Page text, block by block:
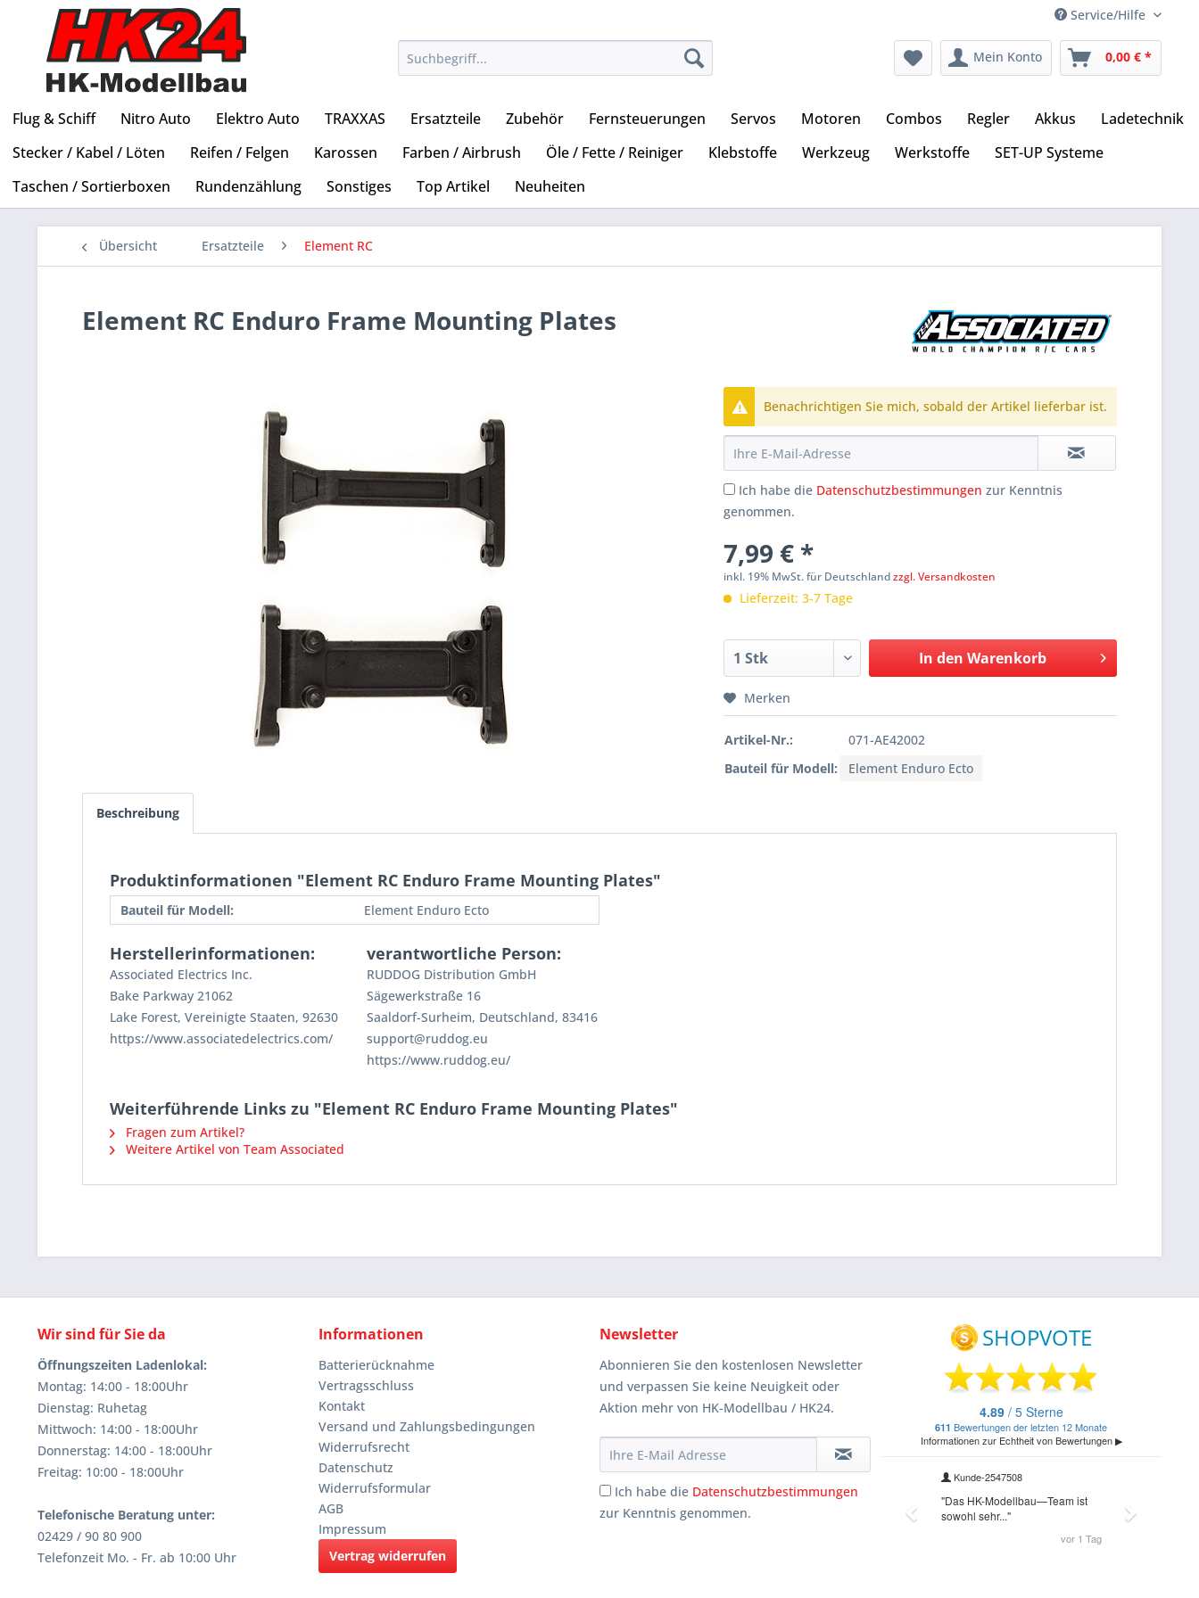
Service/Hilfe
Mein Konto 0,00 € *
Flug & Schiff Nitro Auto Elektro Auto TRAXXAS Ersatzteile Zubehör Fernsteuerungen Servos Motoren Combos Regler Akkus
Ladetechnik
Stecker / Kabel / Löten
Reifen / Felgen Karossen Farben / Airbrush Öle / Fette / Reiniger Klebstoffe Werkzeug Werkstoffe
SET-UP Systeme
Taschen / Sortierboxen
Rundenzählung Sonstiges Top Artikel Neuheiten
Übersicht Ersatzteile Element RC
Element RC Enduro Frame Mounting Plates
Benachrichtigen Sie mich, sobald der Artikel lieferbar ist.
Ich habe die Datenschutzbestimmungen zur Kenntnis
genommen.
7,99 € *
inkl. 19% MwSt. für Deutschlandzzgl. Versandkosten
Lieferzeit: 3-7 Tage
In den Warenkorb
Merken
Artikel-Nr.:
071-AE42002
Bauteil für Modell:
Element Enduro Ecto
Beschreibung
Produktinformationen "Element RC Enduro Frame Mounting Plates"
Bauteil für Modell: Element Enduro Ecto
Herstellerinformationen:
Associated Electrics Inc.
Bake Parkway 21062
Lake Forest, Vereinigte Staaten, 92630
https://www.associatedelectrics.com/
verantwortliche Person:
RUDDOG Distribution GmbH
Sägewerkstraße 16
Saaldorf-Surheim, Deutschland, 83416
support@ruddog.eu
https://www.ruddog.eu/
Weiterführende Links zu "Element RC Enduro Frame Mounting Plates"
Fragen zum Artikel?
Weitere Artikel von Team Associated
Wir sind für Sie da
Öffnungszeiten Ladenlokal:
Montag: 14:00 - 18:00Uhr
Dienstag: Ruhetag
Mittwoch: 14:00 - 18:00Uhr
Donnerstag: 14:00 - 18:00Uhr
Freitag: 10:00 - 18:00Uhr
Telefonische Beratung unter:
02429 / 90 80 900
Telefonzeit Mo. - Fr. ab 10:00 Uhr
Informationen
Batterierücknahme
Vertragsschluss
Kontakt
Versand und Zahlungsbedingungen
Widerrufsrecht
Datenschutz
Widerrufsformular
AGB
Impressum
Vertrag widerrufen
Newsletter
Abonnieren Sie den kostenlosen Newsletter
und verpassen Sie keine Neuigkeit oder
Aktion mehr von HK-Modellbau / HK24.
Ich habe die Datenschutzbestimmungen
zur Kenntnis genommen.